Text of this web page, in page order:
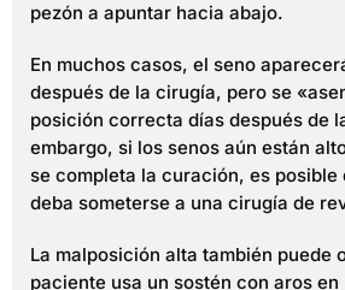
pezón a apuntar hacia abajo.
En muchos casos, el seno
después de la cirugía, pero se
posición correcta días después de
embargo, si los senos aún están
se completa la curación, es posible
deba someterse a una cirugía de
La malposición alta también puede
paciente usa un sostén con aros